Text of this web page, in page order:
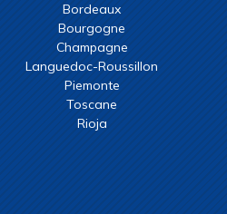
Bordeaux
Bourgogne
Champagne
Languedoc-Roussillon
Piemonte
Toscane
Rioja